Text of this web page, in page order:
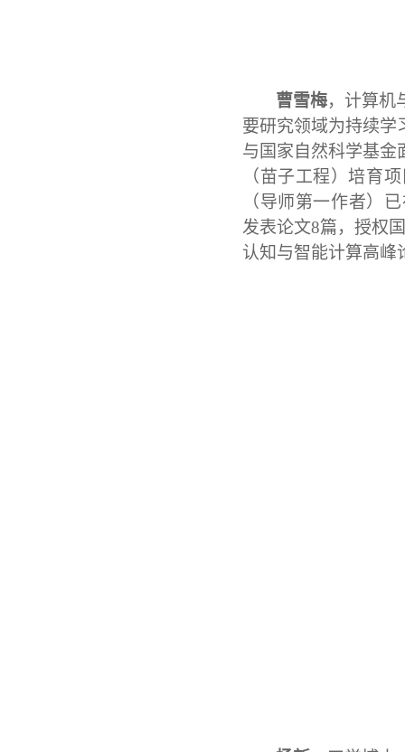
曹雪梅，计算机
要研究领域为持续学
与国家自然科学基金
（苗子工程）培育
（导师第一作者）
发表论文8篇，授权
认知与智能计算高峰